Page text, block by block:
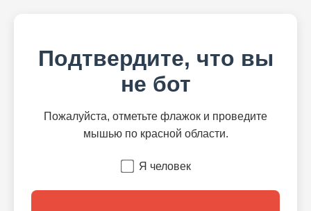
Подтвердите, что вы
не бот
Пожалуйста, отметьте флажок и проведите
мышью по красной области.
Я человек